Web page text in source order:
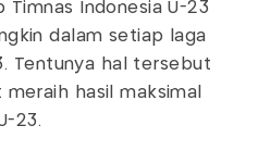
Timnas Indonesia U-23
dalam setiap laga
Tentunya hal tersebut
hasil maksimal
23.